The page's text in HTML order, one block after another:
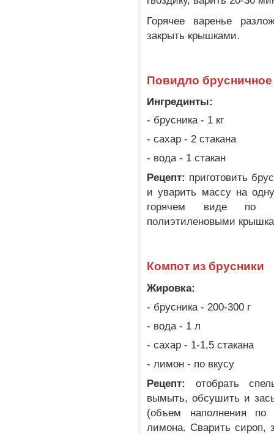
Горячее варенье
закрыть крышками.
Повидло брусничное
Ингрединты:
- брусника - 1 кг
- сахар - 2 стакана
- вода - 1 стакан
Рецепт: приготовить
и уварить массу на
горячем виде по
полиэтиленовыми
Компот из брусники
Жировка:
- брусника - 200-300 г
- вода - 1 л
- сахар - 1-1,5 стакана
- лимон - по вкусу
Рецепт:
отобрать
вымыть, обсушить и
(объем наполнения
лимона. Сварить сироп,